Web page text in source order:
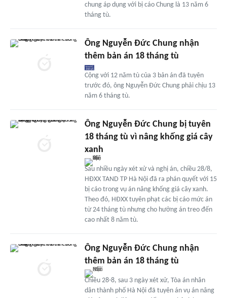
chung áp dụng với bị cáo Chung là 13 năm 6
tháng tù.
Ông Nguyễn Đức Chung nhận
thêm bản án 18 tháng tù
Cộng với 12 năm tù của 3 bản án đã tuyên
trước đó, ông Nguyễn Đức Chung phải chịu 13
năm 6 tháng tù.
Ông Nguyễn Đức Chung bị tuyên
18 tháng tù vì nâng khống giá cây
xanh
Sau nhiều ngày xét xử và nghị án, chiều 28/8,
HĐXX TAND TP Hà Nội đã ra phán quyết với 15
bị cáo trong vụ án nâng khống giá cây xanh.
Theo đó, HĐXX tuyên phạt các bị cáo mức án
từ 24 tháng tù nhưng cho hưởng án treo đến
cao nhất 8 năm tù.
Ông Nguyễn Đức Chung nhận
thêm bản án 18 tháng tù
Chiều 28-8, sau 3 ngày xét xử, Tòa án nhân
dân thành phố Hà Nội đã tuyên án vụ án nâng